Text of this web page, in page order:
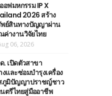
อฟมหกรรม IP X
2026 สร้าง
พย์สินทางปัญญาผ่าน
ค่างานวิจัยไทย
06, 2026
. เปิดตัวสาขา
งและซ่อมบำรุงเครื่อง
ภูมิปัญญาปราชญ์ชาว
ตรีไทยสู่มืออาชีพ